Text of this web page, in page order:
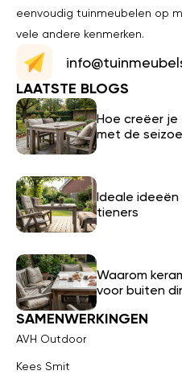
eenvoudig tuinmeubelen op
vele andere kenmerken.
LAATSTE BLOGS
Hoe creëer
met de
Ideale ideeën
tieners
Waarom
voor buiten
SAMENWERKINGEN
AVH Outdoor
Kees Smit